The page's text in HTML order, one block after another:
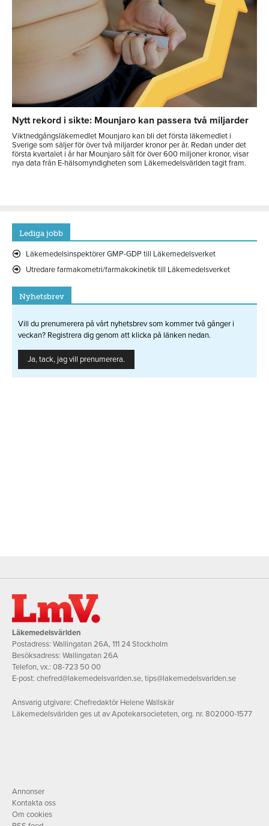
Nytt rekord i sikte: Mounjaro kan passera två miljarder
Viktnedgångsläkemedlet Mounjaro kan bli det första läkemedlet i
Sverige som säljer för över två miljarder kronor per år. Redan under det
första kvartalet i år har Mounjaro sålt för över 600 miljoner kronor, visar
nya data från E-hälsomyndigheten som Läkemedelsvärlden tagit fram.
Lediga jobb
Läkemedelsinspektörer GMP-GDP till Läkemedelsverket
Utredare farmakometri/farmakokinetik till Läkemedelsverket
Nyhetsbrev
Vill du prenumerera på vårt nyhetsbrev som kommer två gånger i
veckan? Registrera dig genom att klicka på länken nedan.
Ja, tack, jag vill prenumerera.
Läkemedelsvärlden
Postadress: Wallingatan 26A, 111 24 Stockholm
Besöksadress: Wallingatan 26A
Telefon, vx.: 08-723 50 00
E-post: chefred@lakemedelsvarlden.se,tips@lakemedelsvarlden.se
Ansvarig utgivare: Chefredaktör Helene Wallskär
Läkemedelsvärlden ges ut av Apotekarsocieteten, org. nr. 802000-1577
Annonser
Kontakta oss
Om cookies